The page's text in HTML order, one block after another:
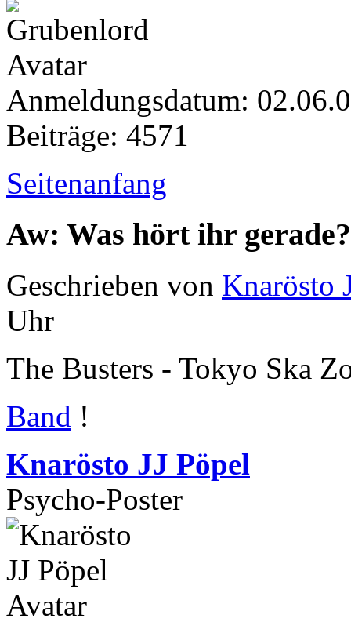
Anmeldungsdatum:
Beiträge: 4571
Seitenanfang
Aw: Was hört ihr gerade?
Geschrieben von Knarösto
Uhr
The Busters - Tokyo Ska
Band !
Knarösto JJ Pöpel
Psycho-Poster